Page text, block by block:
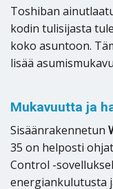
Toshiban
kodin tulisijasta
koko asuntoon.
lisää
Mukavuutta ja
Sisäänrakennetun
35 on helposti
Control -
energiankulutusta